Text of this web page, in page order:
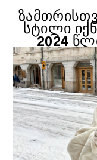
ᲡᲢᲘᲚᲘ
2024